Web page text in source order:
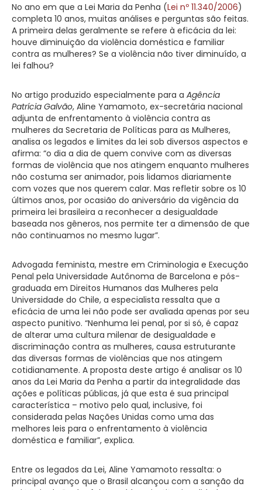
No ano em que a Lei Maria da Penha (Lei nº 11.340/2006)
completa 10 anos, muitas análises e perguntas são feitas.
A primeira delas geralmente se refere à eficácia da lei:
houve diminuição da violência doméstica e familiar
contra as mulheres? Se a violência não tiver diminuído, a
lei falhou?
No artigo produzido especialmente para a Agência
Patrícia Galvão, Aline Yamamoto, ex-secretária nacional
adjunta de enfrentamento à violência contra as
mulheres da Secretaria de Políticas para as Mulheres,
analisa os legados e limites da lei sob diversos aspectos e
afirma: “o dia a dia de quem convive com as diversas
formas de violência que nos atingem enquanto mulheres
não costuma ser animador, pois lidamos diariamente
com vozes que nos querem calar. Mas refletir sobre os 10
últimos anos, por ocasião do aniversário da vigência da
primeira lei brasileira a reconhecer a desigualdade
baseada nos gêneros, nos permite ter a dimensão de que
não continuamos no mesmo lugar”.
Advogada feminista, mestre em Criminologia e Execução
Penal pela Universidade Autônoma de Barcelona e pós-
graduada em Direitos Humanos das Mulheres pela
Universidade do Chile, a especialista ressalta que a
eficácia de uma lei não pode ser avaliada apenas por seu
aspecto punitivo. “Nenhuma lei penal, por si só, é capaz
de alterar uma cultura milenar de desigualdade e
discriminação contra as mulheres, causa estruturante
das diversas formas de violências que nos atingem
cotidianamente. A proposta deste artigo é analisar os 10
anos da Lei Maria da Penha a partir da integralidade das
ações e políticas públicas, já que esta é sua principal
característica – motivo pelo qual, inclusive, foi
considerada pelas Nações Unidas como uma das
melhores leis para o enfrentamento à violência
doméstica e familiar”, explica.
Entre os legados da Lei, Aline Yamamoto ressalta: o
principal avanço que o Brasil alcançou com a sanção da